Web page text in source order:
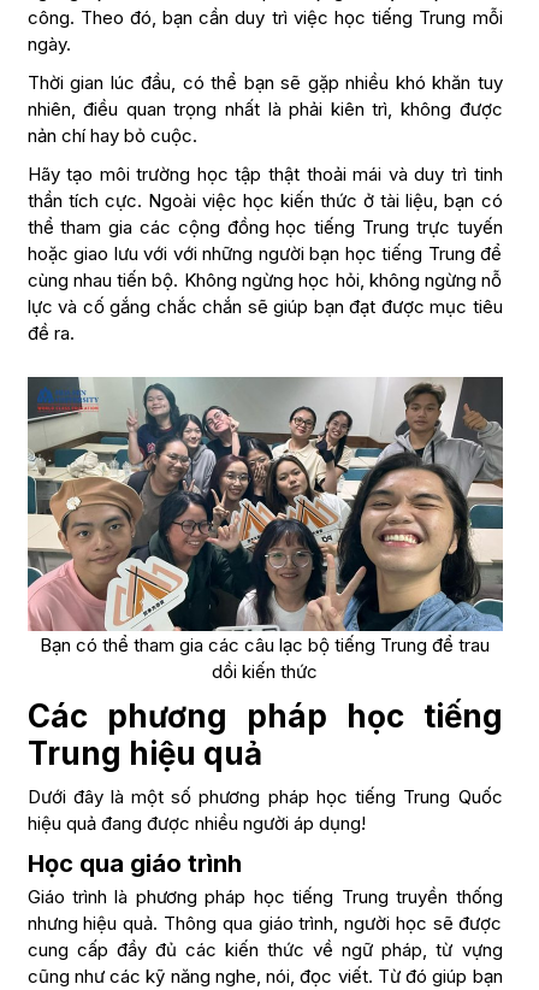
công. Theo đó, bạn cần duy trì việc học tiếng Trung mỗi
ngày.
Thời gian lúc đầu, có thể bạn sẽ gặp nhiều khó khăn tuy
nhiên, điều quan trọng nhất là phải kiên trì, không được
nản chí hay bỏ cuộc.
Hãy tạo môi trường học tập thật thoải mái và duy trì tinh
thần tích cực. Ngoài việc học kiến thức ở tài liệu, bạn có
thể tham gia các cộng đồng học tiếng Trung trực tuyến
hoặc giao lưu với với những người bạn học tiếng Trung để
cùng nhau tiến bộ. Không ngừng học hỏi, không ngừng nỗ
lực và cố gắng chắc chắn sẽ giúp bạn đạt được mục tiêu
đề ra.
Bạn có thể tham gia các câu lạc bộ tiếng Trung để trau
dồi kiến thức
Các phương pháp học tiếng
Trung hiệu quả
Dưới đây là một số phương pháp học tiếng Trung Quốc
hiệu quả đang được nhiều người áp dụng!
Học qua giáo trình
Giáo trình là phương pháp học tiếng Trung truyền thống
nhưng hiệu quả. Thông qua giáo trình, người học sẽ được
cung cấp đầy đủ các kiến thức về ngữ pháp, từ vựng
cũng như các kỹ năng nghe, nói, đọc viết. Từ đó giúp bạn